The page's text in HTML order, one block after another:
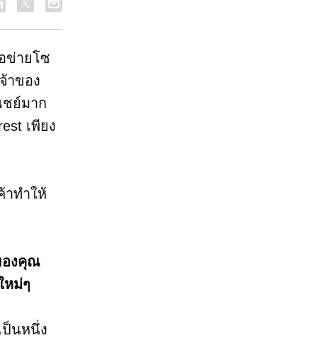
ข่ายโซ
าของ
ชย์มาก
เพียง
าทำให้
องคุณ
หม่ๆ
ป็นหนึ่ง